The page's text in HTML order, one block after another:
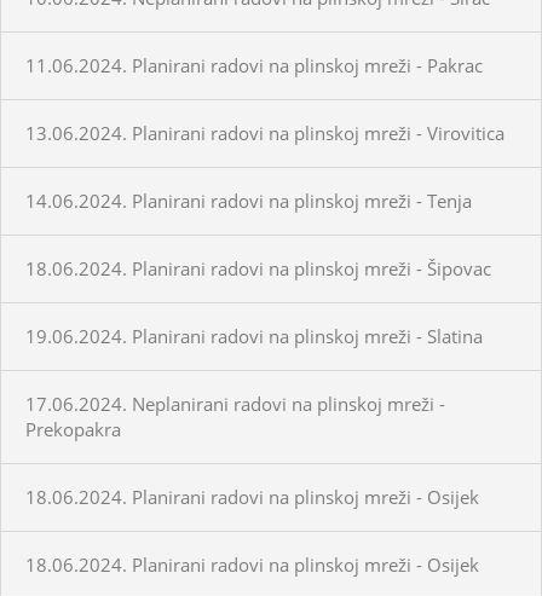
11.06.2024. Planirani radovi na plinskoj mreži - Pakrac
13.06.2024. Planirani radovi na plinskoj mreži - Virovitica
14.06.2024. Planirani radovi na plinskoj mreži - Tenja
18.06.2024. Planirani radovi na plinskoj mreži - Šipovac
19.06.2024. Planirani radovi na plinskoj mreži - Slatina
17.06.2024. Neplanirani radovi na plinskoj mreži -
Prekopakra
18.06.2024. Planirani radovi na plinskoj mreži - Osijek
18.06.2024. Planirani radovi na plinskoj mreži - Osijek